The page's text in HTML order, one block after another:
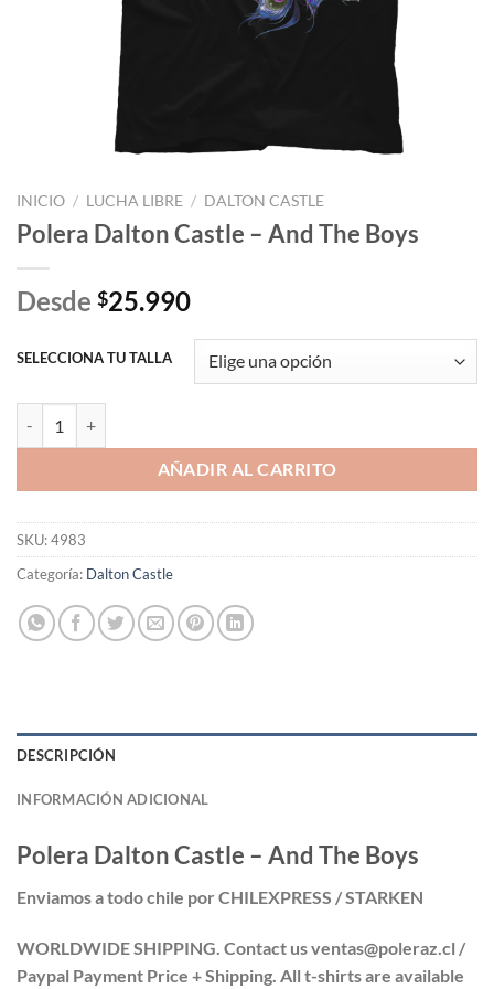
INICIO / LUCHA LIBRE / DALTON CASTLE
Polera Dalton Castle – And The Boys
Desde $25.990
SELECCIONA TU TALLA
AÑADIR AL CARRITO
SKU:4983
Categoría: Dalton Castle
DESCRIPCIÓN
INFORMACIÓN ADICIONAL
Polera Dalton Castle – And The Boys
Enviamos a todo chile por CHILEXPRESS / STARKEN
WORLDWIDE SHIPPING. Contact us ventas@poleraz.cl /
Paypal Payment Price + Shipping. All t-shirts are available